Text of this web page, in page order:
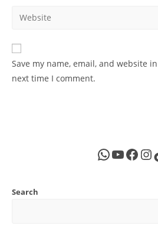
address
comment
Enter
website
URL
(optional)
Save my name, email, and website
next time I comment.
WhatsApp
YouTube
Search